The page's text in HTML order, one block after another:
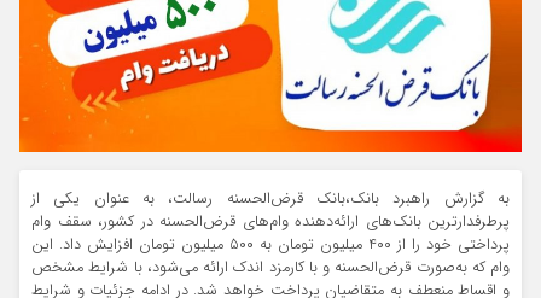
به گزارش راهبرد بانک،بانک قرض‌الحسنه رسالت، به عنوان یکی از
پرطرفدارترین بانک‌های ارائه‌دهنده وام‌های قرض‌الحسنه در کشور، سقف وام
پرداختی خود را از ۴۰۰ میلیون تومان به ۵۰۰ میلیون تومان افزایش داد. این
وام که به‌صورت قرض‌الحسنه و با کارمزد اندک ارائه می‌شود، با شرایط مشخص
و اقساط منعطف به متقاضیان پرداخت خواهد شد. در ادامه جزئیات و شرایط